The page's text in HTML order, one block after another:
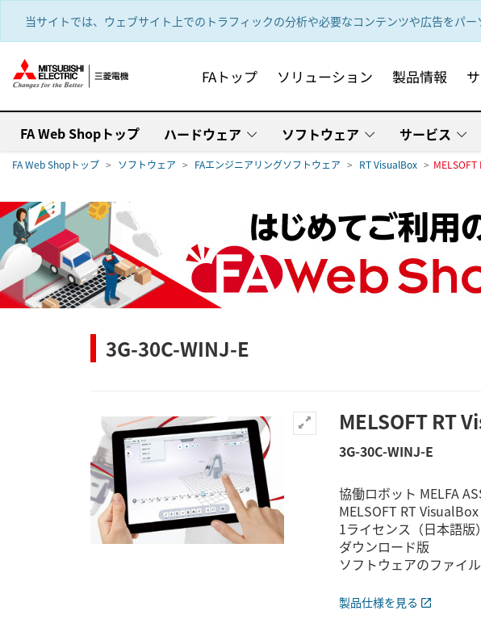
当サイトでは、ウェブサイト上でのトラフィックの分析や必要なコンテンツや広告をパ
FAトップ ソリューション 製品情報
FA Web Shopトップ ハードウェア ソフトウェア サービス
FA Web Shopトップ ソフトウェア FAエンジニアリングソフトウェア RT VisualBox MELSOFT
3G-30C-WINJ-E
MELSOFT RT
3G-30C-WINJ-E
協働ロボット MELFA
MELSOFT RT VisualBox
1ライセンス（日本語版）
ダウンロード版
ソフトウェアのファイ
製品仕様を見る